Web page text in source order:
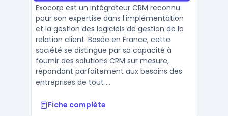
Exocorp est un intégrateur CRM reconnu
pour son expertise dans l'implémentation
et la gestion des logiciels de gestion de la
relation client. Basée en France, cette
société se distingue par sa capacité à
fournir des solutions CRM sur mesure,
répondant parfaitement aux besoins des
entreprises de tout ...
Fiche complète